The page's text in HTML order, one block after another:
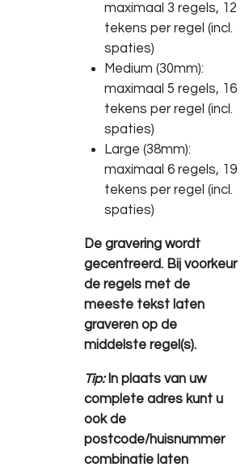
maximaal 3 regels, 12
tekens per regel (incl.
spaties)
Medium (30mm):
maximaal 5 regels, 16
tekens per regel (incl.
spaties)
Large (38mm):
maximaal 6 regels, 19
tekens per regel (incl.
spaties)
De gravering wordt
gecentreerd. Bij voorkeur
de regels met de
meeste tekst laten
graveren op de
middelste regel(s).
Tip: In plaats van uw
complete adres kunt u
ook de
postcode/huisnummer
combinatie laten